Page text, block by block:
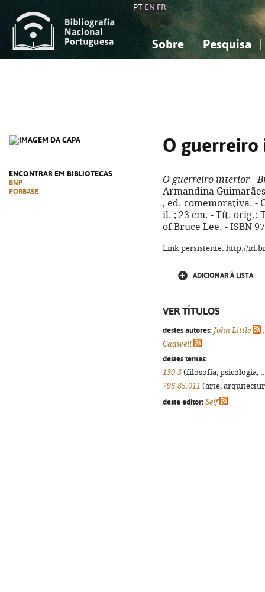
PT EN FR
Sobre Pesquisa
ENCONTRAR EM BIBLIOTECAS
BNP
PORBASE
O guerreiro
O guerreiro interior -
Armandina
, ed. comemorativa. -
il. ; 23 cm. - Tít. orig.:
of Bruce Lee. - ISBN
Link persistente: http://
ADICIONAR À LISTA
VER TÍTULOS
destes autores: John Little
,
Cadwell
destes temas:
130.3 (filosofia, psicologia,
796.85.011 (arte,
deste editor: Self